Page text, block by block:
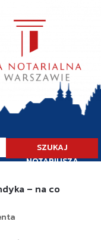
SZUKAJ
NOTARIUSZA
– na co